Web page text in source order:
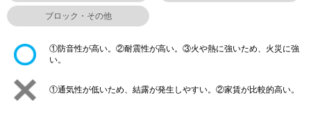
ブロック・その他
①防音性が高い。②耐震性が高い。③火や熱に強いため、火災に強
い。
①通気性が低いため、結露が発生しやすい。②家賃が比較的高い。